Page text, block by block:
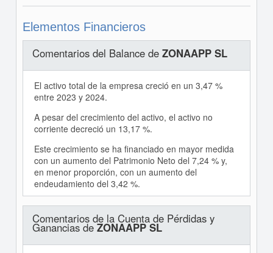
Elementos Financieros
Comentarios del Balance de ZONAAPP SL
El activo total de la empresa creció en un 3,47 %
entre 2023 y 2024.
A pesar del crecimiento del activo, el activo no
corriente decreció un 13,17 %.
Este crecimiento se ha financiado en mayor medida
con un aumento del Patrimonio Neto del 7,24 % y,
en menor proporción, con un aumento del
endeudamiento del 3,42 %.
Comentarios de la Cuenta de Pérdidas y
Ganancias deZONAAPP SL